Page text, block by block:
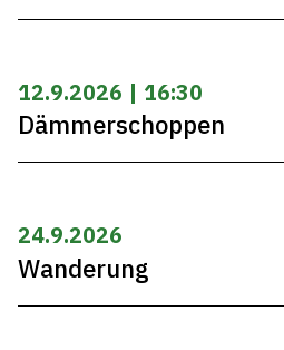
12.9.2026 | 16:30
Dämmerschoppen
24.9.2026
Wanderung